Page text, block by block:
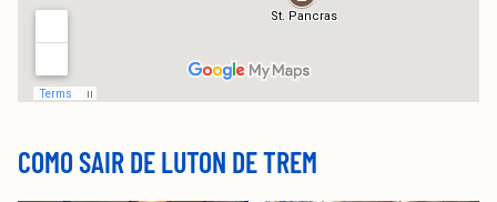
COMO SAIR DE LUTON DE TREM